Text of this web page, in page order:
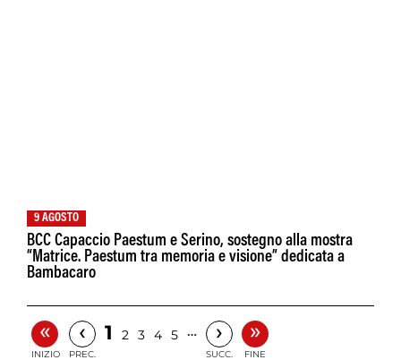
9 AGOSTO
BCC Capaccio Paestum e Serino, sostegno alla mostra
“Matrice. Paestum tra memoria e visione” dedicata a
Bambacaro
«
INIZIO
‹
PREC.
1 2 3 4 5 … ›
SUCC.
»
FINE